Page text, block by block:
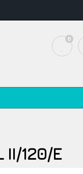
0
120/E